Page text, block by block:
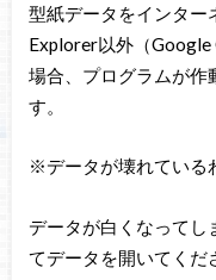
型紙データをインタ
Explorer以外（
場合、プログラムが作
す。
※データが壊れている
データが白くなって
てデータを開いてくだ